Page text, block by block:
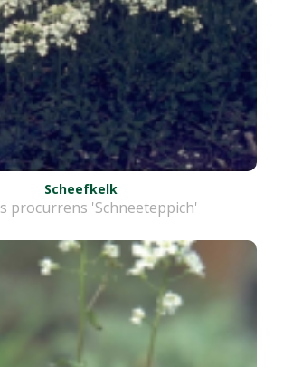
Scheefkelk
procurrens 'Schneeteppich'